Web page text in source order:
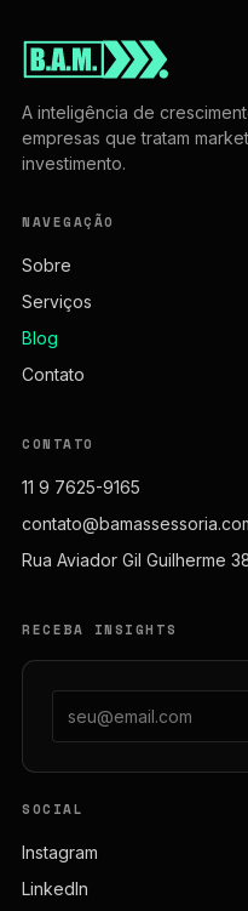
A inteligência de
empresas que tratam
investimento.
NAVEGAÇÃO
Sobre
Serviços
Blog
Contato
CONTATO
11 9 7625-9165
Rua Aviador Gil Guilherme
RECEBA INSIGHTS
SOCIAL
Instagram
LinkedIn